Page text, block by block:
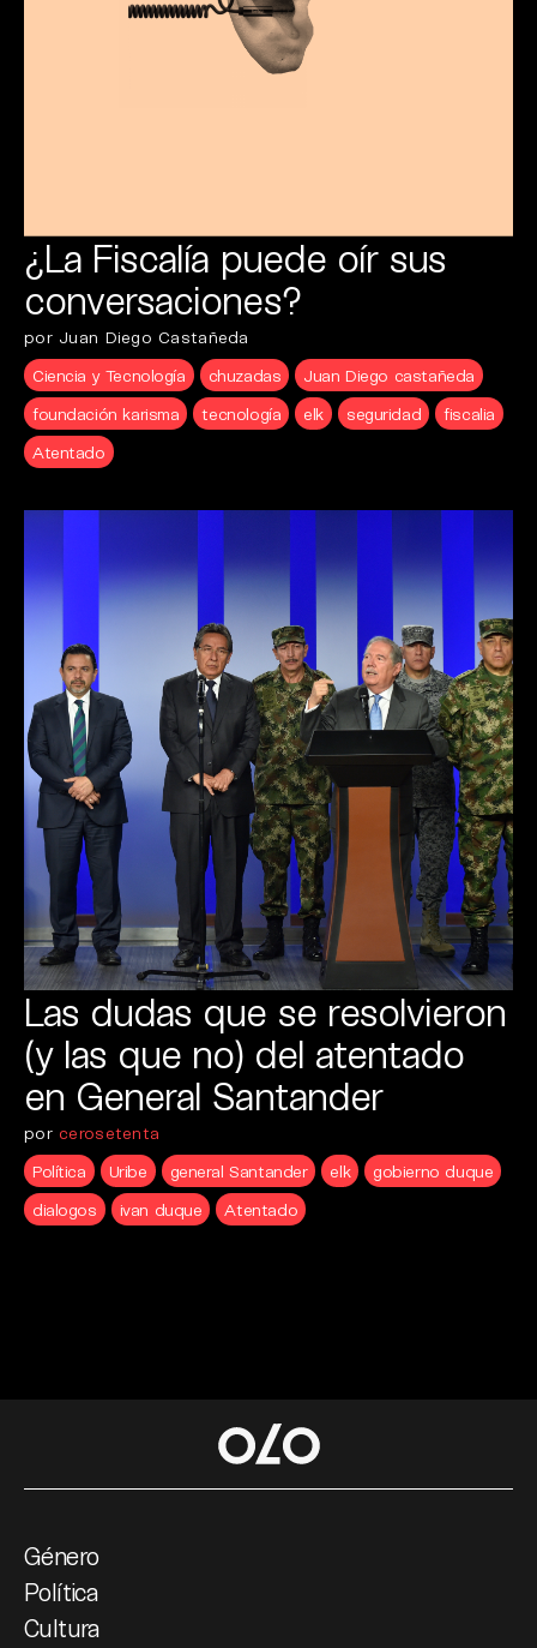
¿La Fiscalía puede oír sus
conversaciones?
por Juan Diego Castañeda
Ciencia y Tecnología
chuzadas
Juan Diego castañeda
foundación karisma
tecnología elk seguridad
fiscalia
Atentado
Las dudas que se resolvieron
(y las que no) del atentado
en General Santander
por cerosetenta
Política
Uribe general Santander elk
gobierno duque
dialogos
ivan duque Atentado
Género
Política
Cultura